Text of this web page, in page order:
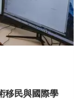
移民與國際學